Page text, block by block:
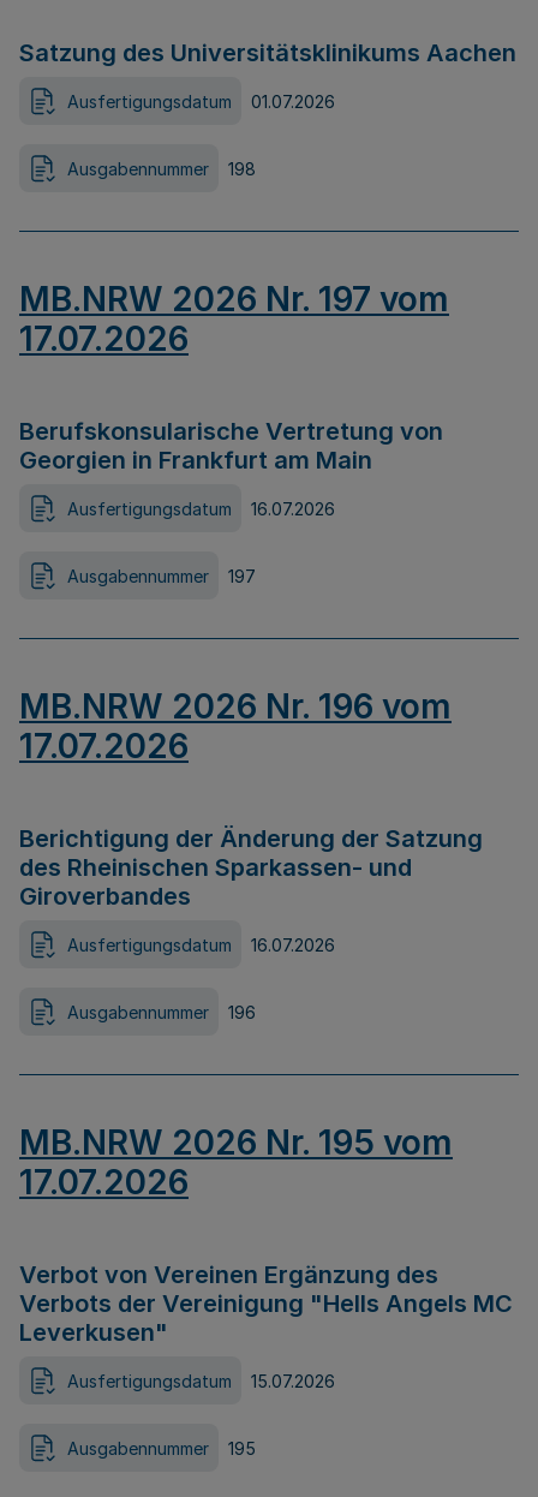
Satzung des Universitätsklinikums Aachen
Ausfertigungsdatum 01.07.2026
Ausgabennummer 198
MB.NRW 2026 Nr. 197 vom
17.07.2026
Berufskonsularische Vertretung von
Georgien in Frankfurt am Main
Ausfertigungsdatum 16.07.2026
Ausgabennummer 197
MB.NRW 2026 Nr. 196 vom
17.07.2026
Berichtigung der Änderung der Satzung
des Rheinischen Sparkassen- und
Giroverbandes
Ausfertigungsdatum 16.07.2026
Ausgabennummer 196
MB.NRW 2026 Nr. 195 vom
17.07.2026
Verbot von Vereinen Ergänzung des
Verbots der Vereinigung "Hells Angels MC
Leverkusen"
Ausfertigungsdatum 15.07.2026
Ausgabennummer 195